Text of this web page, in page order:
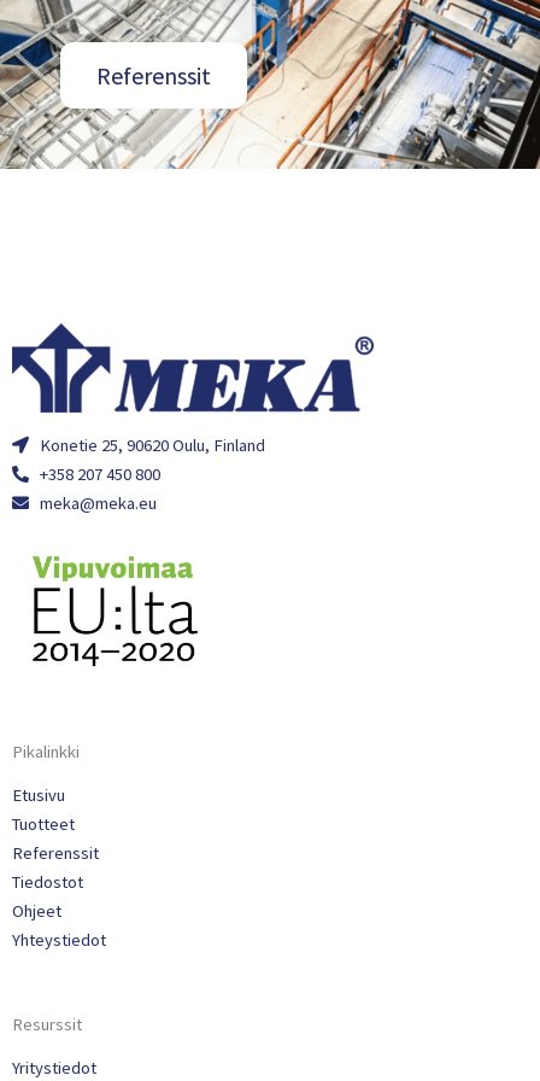
Referenssit
Konetie 25, 90620 Oulu, Finland
+358 207 450 800
meka@meka.eu
Pikalinkki
Etusivu
Tuotteet
Referenssit
Tiedostot
Ohjeet
Yhteystiedot
Resurssit
Yritystiedot